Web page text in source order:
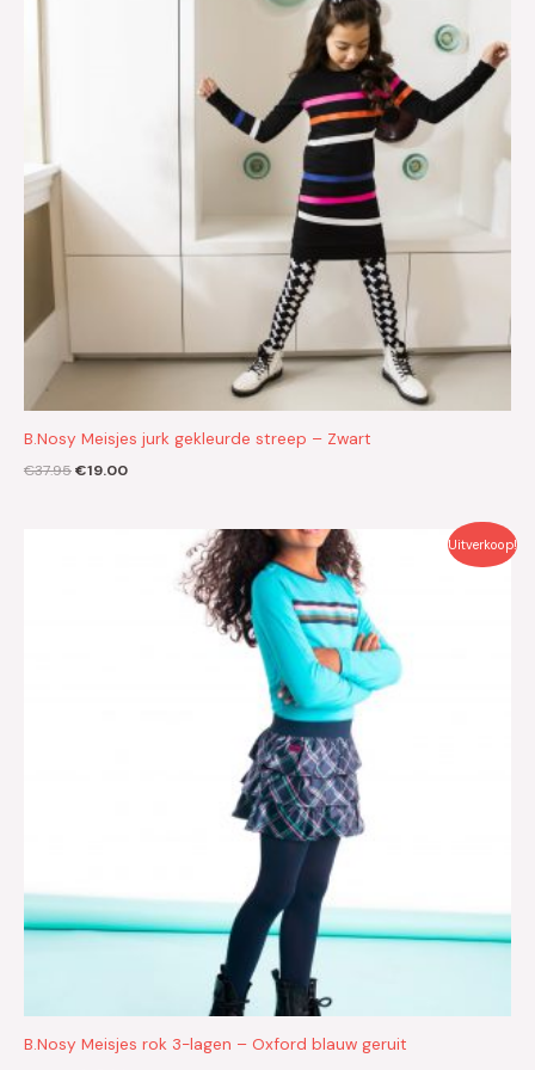
B.Nosy Meisjes jurk gekleurde streep – Zwart
€37.95€19.00
Uitverkoop!
B.Nosy Meisjes rok 3-lagen – Oxford blauw geruit
€15.00.